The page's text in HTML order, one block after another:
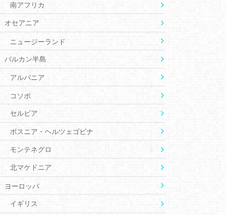
南アフリカ
オセアニア
ニュージーランド
バルカン半島
アルバニア
コソボ
セルビア
ボスニア・ヘルツェゴビナ
モンテネグロ
北マケドニア
ヨーロッパ
イギリス